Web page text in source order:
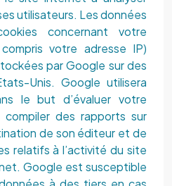
utilisateurs. Les données
concernant votre
votre adresse IP)
par Google sur des
Unis. Google utilisera
le but d’évaluer votre
des rapports sur
de son éditeur et de
relatifs à l’activité du site
Google est susceptible